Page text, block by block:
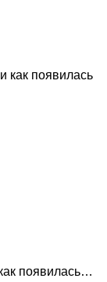
появилась